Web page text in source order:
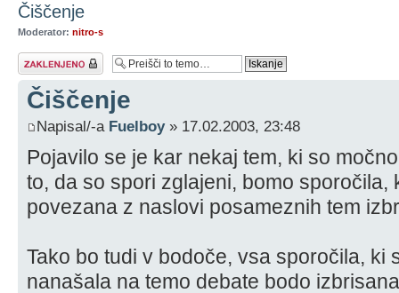
Čiščenje
Moderator: nitro-s
Tema je zaklenjena
Čiščenje
Napisal/-a Fuelboy» 17.02.2003, 23:48
Pojavilo se je kar nekaj tem, ki so
to, da so spori zglajeni, bomo sporočila,
povezana z naslovi posameznih tem
Tako bo tudi v bodoče, vsa sporočila, ki
nanašala na temo debate bodo